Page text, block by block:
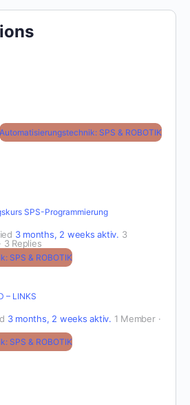
Automatisierungstechnik: SPS & ROBOTIK
SPS-Programmierung
3 months, 2 weeks aktiv. 3
· 3 Replies
SPS & ROBOTIK
– LINKS
3 months, 2 weeks aktiv. 1 Member ·
SPS & ROBOTIK